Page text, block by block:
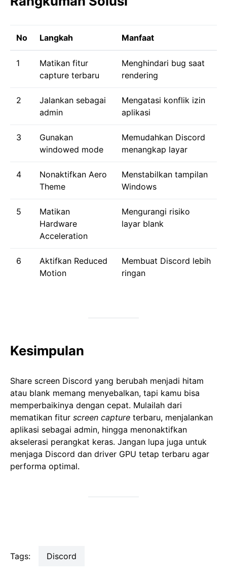
No Langkah Manfaat
1
Matikan fitur
capture terbaru
Menghindari bug saat
rendering
2
Jalankan sebagai
admin
Mengatasi konflik izin
aplikasi
3
Gunakan
windowed mode
Memudahkan Discord
menangkap layar
4
Nonaktifkan Aero
Theme
Menstabilkan tampilan
Windows
5
Matikan
Hardware
Acceleration
Mengurangi risiko
layar blank
6
Aktifkan Reduced
Motion
Membuat Discord lebih
ringan
Kesimpulan
Share screen Discord yang berubah menjadi hitam
atau blank memang menyebalkan, tapi kamu bisa
memperbaikinya dengan cepat. Mulailah dari
mematikan fitur screen capture terbaru, menjalankan
aplikasi sebagai admin, hingga menonaktifkan
akselerasi perangkat keras. Jangan lupa juga untuk
menjaga Discord dan driver GPU tetap terbaru agar
performa optimal.
Tags: Discord